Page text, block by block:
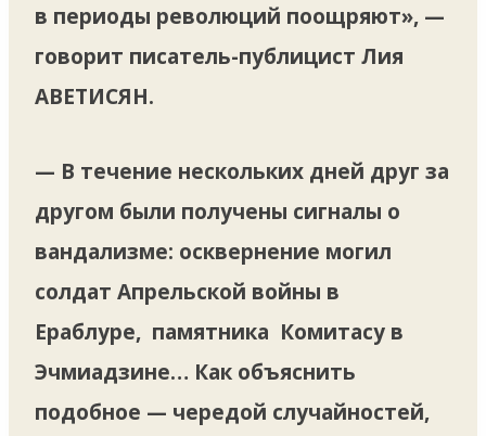
в периоды революций поощряют», —
говорит писатель-публицист Лия
АВЕТИСЯН.
— В течение нескольких дней друг за
другом были получены сигналы о
вандализме: осквернение могил
солдат Апрельской войны в
Ераблуре, памятника Комитасу в
Эчмиадзине… Как объяснить
подобное — чередой случайностей,